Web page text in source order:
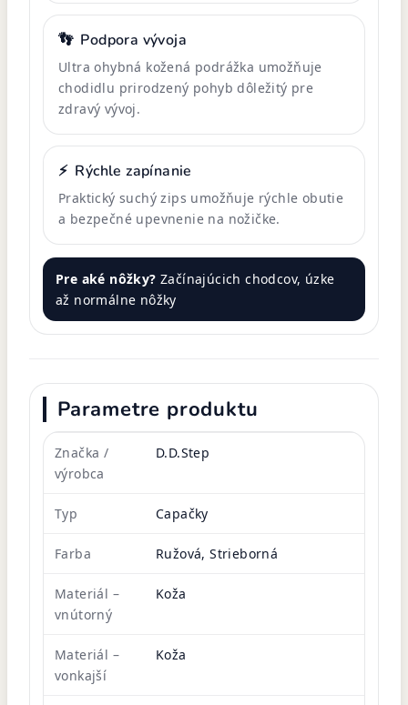
👣 Podpora vývoja
Ultra ohybná kožená podrážka umožňuje
chodidlu prirodzený pohyb dôležitý pre
zdravý vývoj.
⚡ Rýchle zapínanie
Praktický suchý zips umožňuje rýchle obutie
a bezpečné upevnenie na nožičke.
Pre aké nôžky? Začínajúcich chodcov, úzke
až normálne nôžky
Parametre produktu
Značka /
výrobca
D.D.Step
Typ Capačky
Farba Ružová, Strieborná
Materiál –
vnútorný
Koža
Materiál –
vonkajší
Koža